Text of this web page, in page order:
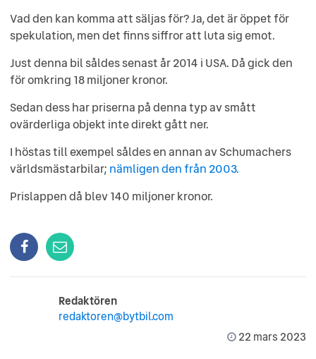
Vad den kan komma att säljas för? Ja, det är öppet för
spekulation, men det finns siffror att luta sig emot.
Just denna bil såldes senast år 2014 i USA. Då gick den
för omkring 18 miljoner kronor.
Sedan dess har priserna på denna typ av smått
ovärderliga objekt inte direkt gått ner.
I höstas till exempel såldes en annan av Schumachers
världsmästarbilar; nämligen den från 2003.
Prislappen då blev 140 miljoner kronor.
Redaktören
redaktoren@bytbil.com
22 mars 2023